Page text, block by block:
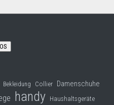
Bekleidung Collier Damenschuhe
handy Haushaltsgeräte